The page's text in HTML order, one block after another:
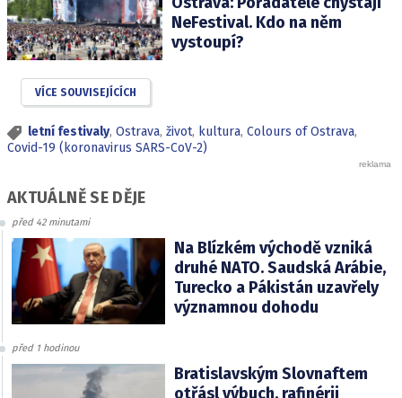
NeFestival. Kdo na něm
vystoupí?
VÍCE SOUVISEJÍCÍCH
letní festivaly, Ostrava, život, kultura, Colours of Ostrava,
Covid-19 (koronavirus SARS-CoV-2)
AKTUÁLNĚ SE DĚJE
před 42 minutami
Na Blízkém východě vzniká
druhé NATO. Saudská Arábie,
Turecko a Pákistán uzavřely
významnou dohodu
před 1 hodinou
Bratislavským Slovnaftem
otřásl výbuch, rafinérii